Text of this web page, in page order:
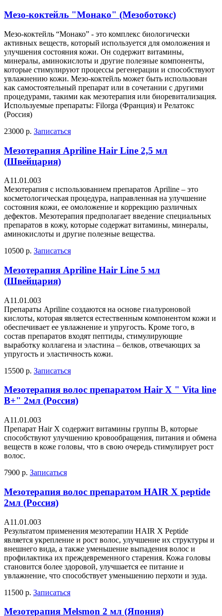
Мезо-коктейль "Монако" (Мезоботокс)
Мезо-коктейль “Монако” - это комплекс биологически
активных веществ, который используется для омоложения и
улучшения состояния кожи. Он содержит витамины,
минералы, аминокислоты и другие полезные компоненты,
которые стимулируют процессы регенерации и способствуют
увлажнению кожи. Мезо-коктейль может быть использован
как самостоятельный препарат или в сочетании с другими
процедурами, такими как мезотерапия или биоревитализация.
Используемые препараты: Filorga (Франция) и Релатокс
(Россия)
23000 р. Записаться
Мезотерапия Apriline Hair Line 2,5 мл
(Швейцария)
А11.01.003
Мезотерапия с использованием препаратов Apriline – это
косметологическая процедура, направленная на улучшение
состояния кожи, ее омоложение и коррекцию различных
дефектов. Мезотерапия предполагает введение специальных
препаратов в кожу, которые содержат витамины, минералы,
аминокислоты и другие полезные вещества.
10500 р. Записаться
Мезотерапия Apriline Hair Line 5 мл
(Швейцария)
А11.01.003
Препараты Apriline создаются на основе гиалуроновой
кислоты, которая является естественным компонентом кожи и
обеспечивает ее увлажнение и упругость. Кроме того, в
состав препаратов входят пептиды, стимулирующие
выработку коллагена и эластина – белков, отвечающих за
упругость и эластичность кожи.
15500 р. Записаться
Мезотерапия волос препаратом Hair X " Vita line
B+" 2мл (Россия)
А11.01.003
Препарат Hair X содержит витамины группы В, которые
способствуют улучшению кровообращения, питания и обмена
веществ в коже головы, что в свою очередь стимулирует рост
волос.
7900 р. Записаться
Мезотерапия волос препаратом HAIR X peptide
2мл (Россия)
А11.01.003
Результатом применения мезотерапии HAIR X Peptide
является укрепление и рост волос, улучшение их структуры и
внешнего вида, а также уменьшение выпадения волос и
профилактика их преждевременного старения. Кожа головы
становится более здоровой, улучшается ее питание и
увлажнение, что способствует уменьшению перхоти и зуда.
11500 р. Записаться
Мезотерапия Melsmon 2 мл (Япония)